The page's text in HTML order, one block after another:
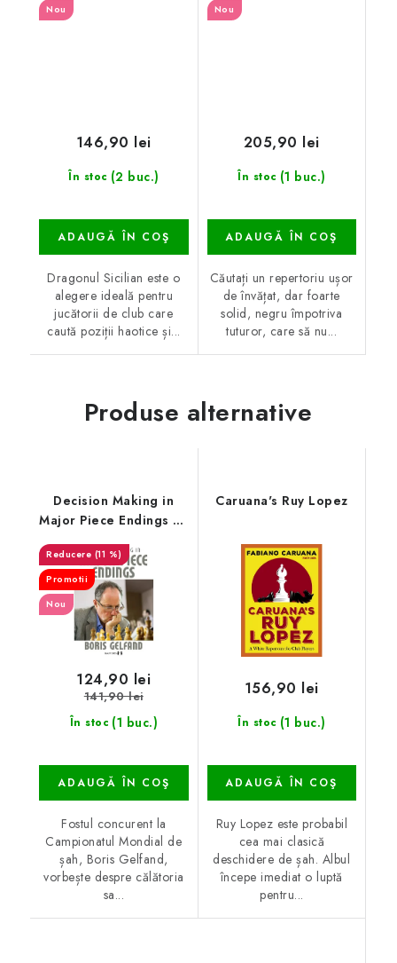
Nou
În stoc (2 buc.)
146,90 lei
ADAUGĂ ÎN COŞ
Dragonul Sicilian este o
alegere ideală pentru
jucătorii de club care
caută poziții haotice și...
Nou
În stoc (1 buc.)
205,90 lei
ADAUGĂ ÎN COŞ
Căutați un repertoriu ușor
de învățat, dar foarte
solid, negru împotriva
tuturor, care să nu...
Produse alternative
Decision Making in
Major Piece Endings by
Boris Gelfand
(11 %)
Promotii
Nou
În stoc (1 buc.)
124,90 lei
141,90 lei
ADAUGĂ ÎN COŞ
Fostul concurent la
Campionatul Mondial de
șah, Boris Gelfand,
vorbește despre călătoria
sa...
Caruana's Ruy Lopez
În stoc (1 buc.)
156,90 lei
ADAUGĂ ÎN COŞ
Ruy Lopez este probabil
cea mai clasică
deschidere de șah. Albul
începe imediat o luptă
pentru...